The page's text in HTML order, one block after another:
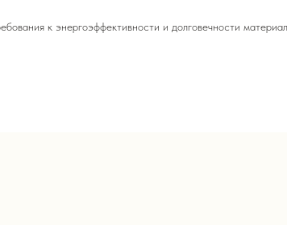
к энергоэффективности и долговечности